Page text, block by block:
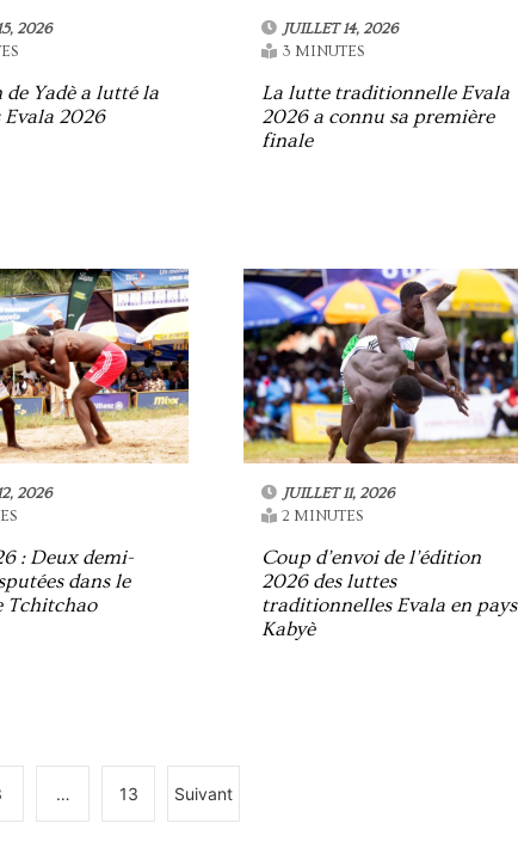
2026
de Yadè a lutté la
2026
JUILLET 14, 2026
3 MINUTES
La lutte traditionnelle Evala
2026 a connu sa première
finale
2026
: Deux demi-
dans le
Tchitchao
JUILLET 11, 2026
2 MINUTES
Coup d’envoi de l’édition
2026 des luttes
traditionnelles Evala en pays
Kabyè
… 13 Suivant